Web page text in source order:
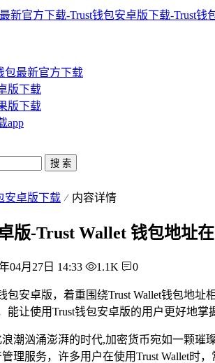
包最新官方下载
版下载
版下载
app
搜 索
安卓版下载 内容详情
版-Trust Wallet 钱包地址
04月27日 14:33 1.1K 0
包安卓版，着重围绕Trust Wallet钱包地
能让使用Trust钱包安卓版的用户更好地
潮汹涌澎湃的时代,加密货币宛如一颗璀
理服务，许多用户在使用Trust Wallet时